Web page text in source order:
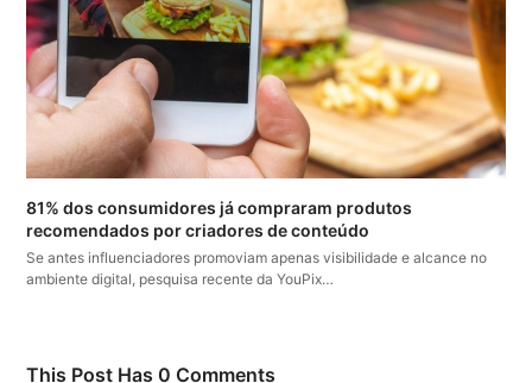
81% dos consumidores já compraram produtos
recomendados por criadores de conteúdo
Se antes influenciadores promoviam apenas visibilidade e alcance no
ambiente digital, pesquisa recente da YouPix…
This Post Has 0 Comments